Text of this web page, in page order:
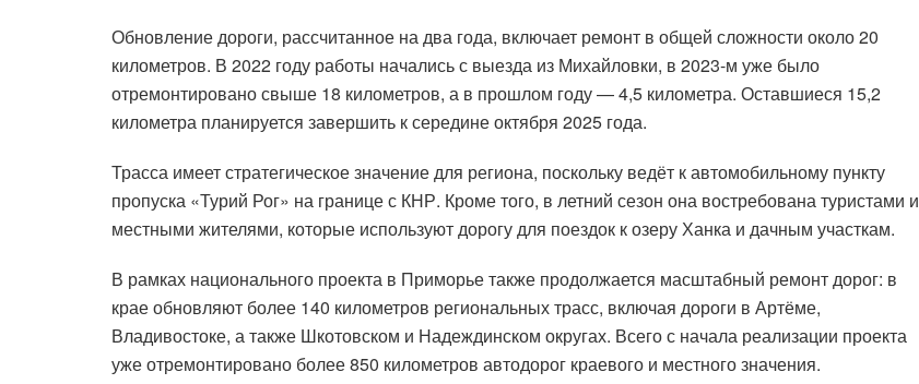
Обновление дороги, рассчитанное на два года, включает ремонт в общей сложности около 20
километров. В 2022 году работы начались с выезда из Михайловки, в 2023-м уже было
отремонтировано свыше 18 километров, а в прошлом году — 4,5 километра. Оставшиеся 15,2
километра планируется завершить к середине октября 2025 года.
Трасса имеет стратегическое значение для региона, поскольку ведёт к автомобильному пункту
пропуска «Турий Рог» на границе с КНР. Кроме того, в летний сезон она востребована туристами и
местными жителями, которые используют дорогу для поездок к озеру Ханка и дачным участкам.
В рамках национального проекта в Приморье также продолжается масштабный ремонт дорог: в
крае обновляют более 140 километров региональных трасс, включая дороги в Артёме,
Владивостоке, а также Шкотовском и Надеждинском округах. Всего с начала реализации проекта
уже отремонтировано более 850 километров автодорог краевого и местного значения.